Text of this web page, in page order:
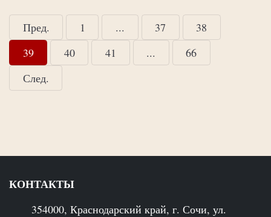
Пред. 1 ... 37
38
39
40 41 ...
66
След.
КОНТАКТЫ
354000, Краснодарский край, г. Сочи, ул.